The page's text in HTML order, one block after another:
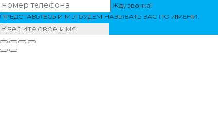
Жду звонка!
ПРЕДСТАВЬТЕСЬ И МЫ БУДЕМ НАЗЫВАТЬ ВАС ПО ИМЕНИ.